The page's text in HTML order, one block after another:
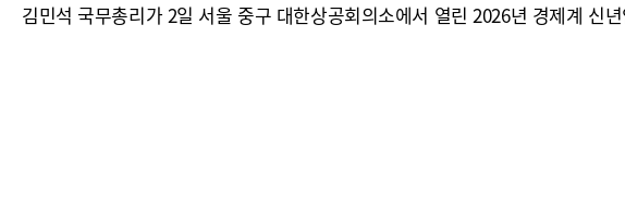
김민석 국무총리가 2일 서울 중구 대한상공회의소에서 열린 2026년 경제계 신